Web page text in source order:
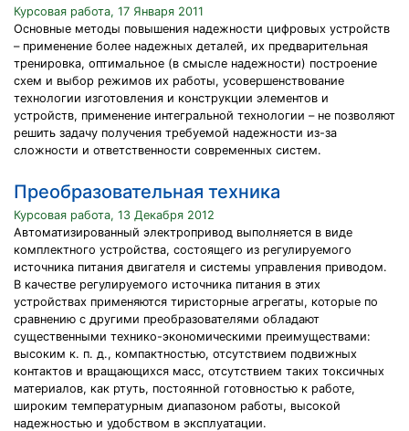
Курсовая работа, 17 Января 2011
Основные методы повышения надежности цифровых устройств
– применение более надежных деталей, их предварительная
тренировка, оптимальное (в смысле надежности) построение
схем и выбор режимов их работы, усовершенствование
технологии изготовления и конструкции элементов и
устройств, применение интегральной технологии – не позволяют
решить задачу получения требуемой надежности из-за
сложности и ответственности современных систем.
Преобразовательная техника
Курсовая работа, 13 Декабря 2012
Автоматизированный электропривод выполняется в виде
комплектного устройства, состоящего из регулируемого
источника питания двигателя и системы управления приводом.
В качестве регулируемого источника питания в этих
устройствах применяются тиристорные агрегаты, которые по
сравнению с другими преобразователями обладают
существенными технико-экономическими преимуществами:
высоким к. п. д., компактностью, отсутствием подвижных
контактов и вращающихся масс, отсутствием таких токсичных
материалов, как ртуть, постоянной готовностью к работе,
широким температурным диапазоном работы, высокой
надежностью и удобством в эксплуатации.